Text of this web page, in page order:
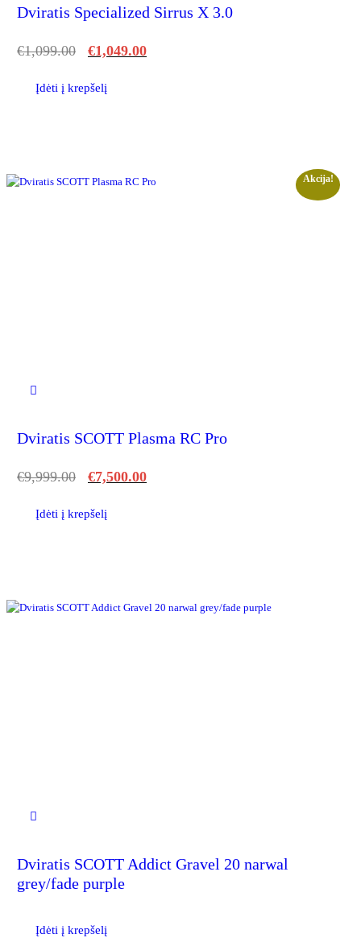
Dviratis Specialized Sirrus X 3.0
€1,099.00 €1,049.00
Įdėti į krepšelį
Akcija!
Dviratis SCOTT Plasma RC Pro
€9,999.00 €7,500.00
Įdėti į krepšelį
Dviratis SCOTT Addict Gravel 20 narwal
grey/fade purple
Įdėti į krepšelį